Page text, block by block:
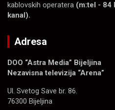
kablovskih operatera (m:tel - 84
kanal).
Adresa
DOO “Astra Media” Bijeljina
Nezavisna televizija “Arena”
Ul. Svetog Save br. 86.
76300 Bijeljina